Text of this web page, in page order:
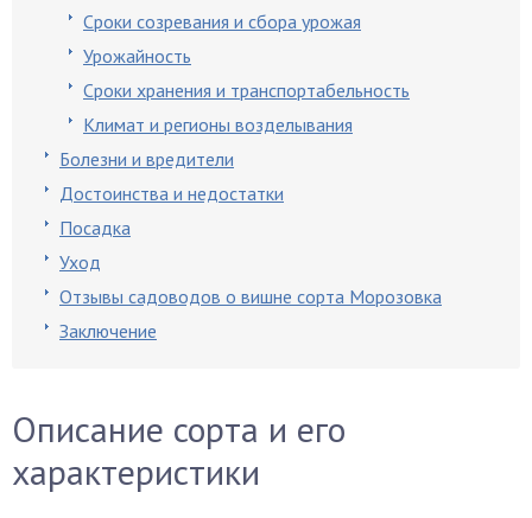
Сроки созревания и сбора урожая
Урожайность
Сроки хранения и транспортабельность
Климат и регионы возделывания
Болезни и вредители
Достоинства и недостатки
Посадка
Уход
Отзывы садоводов о вишне сорта Морозовка
Заключение
Описание сорта и его
характеристики